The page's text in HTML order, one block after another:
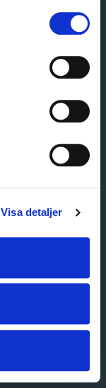
Visa detaljer
Customer service